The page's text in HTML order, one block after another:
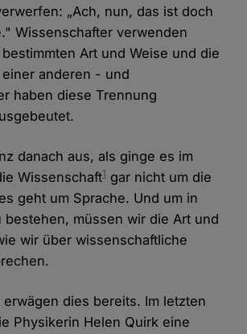
„Ach, nun, das ist doch
Wissenschafter verwenden
Art und Weise und die
anderen - und
haben diese Trennung
danach aus, als ginge es im
Wissenschaft1 gar nicht um die
geht um Sprache. Und um in
bestehen, müssen wir die Art und
wir über wissenschaftliche
dies bereits. Im letzten
Physikerin Helen Quirk eine